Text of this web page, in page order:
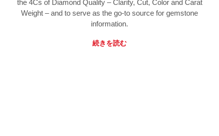
the 4Cs of Diamond Quality – Clarity, Cut, Color and Carat
Weight – and to serve as the go-to source for gemstone
information.
続きを読む